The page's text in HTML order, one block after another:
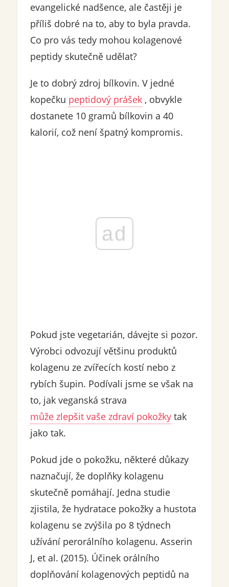
evangelické nadšence, ale častěji je
příliš dobré na to, aby to byla pravda.
Co pro vás tedy mohou kolagenové
peptidy skutečně udělat?
Je to dobrý zdroj bílkovin. V jedné
kopečku peptidový prášek, obvykle
dostanete 10 gramů bílkovin a 40
kalorií, což není špatný kompromis.
ad
Pokud jste vegetarián, dávejte si pozor.
Výrobci odvozují většinu produktů
kolagenu ze zvířecích kostí nebo z
rybích šupin. Podívali jsme se však na
to, jak veganská strava
může zlepšit vaše zdraví pokožkytak
jako tak.
Pokud jde o pokožku, některé důkazy
naznačují, že doplňky kolagenu
skutečně pomáhají. Jedna studie
zjistila, že hydratace pokožky a hustota
kolagenu se zvýšila po 8 týdnech
užívání perorálního kolagenu. Asserin
J, et al. (2015). Účinek orálního
doplňování kolagenových peptidů na